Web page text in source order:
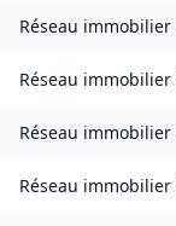
Réseau immobilier
Réseau immobilier
Réseau immobilier
Réseau immobilier